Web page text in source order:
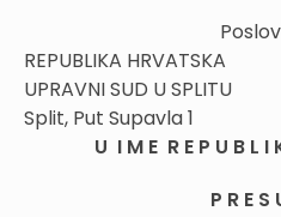
REPUBLIKA HRVATSKA
UPRAVNI SUD U SPLITU
Split, Put Supavla 1
U I M E R E P U B L I
P R E S